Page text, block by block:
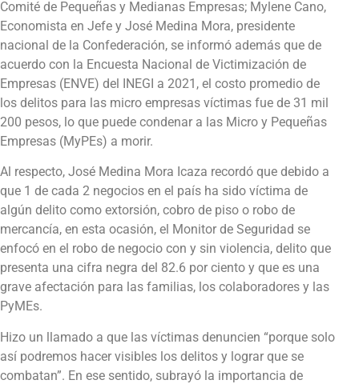
Comité de Pequeñas y Medianas Empresas; Mylene Cano,
Economista en Jefe y José Medina Mora, presidente
nacional de la Confederación, se informó además que de
acuerdo con la Encuesta Nacional de Victimización de
Empresas (ENVE) del INEGI a 2021, el costo promedio de
los delitos para las micro empresas víctimas fue de 31 mil
200 pesos, lo que puede condenar a las Micro y Pequeñas
Empresas (MyPEs) a morir.
Al respecto, José Medina Mora Icaza recordó que debido a
que 1 de cada 2 negocios en el país ha sido víctima de
algún delito como extorsión, cobro de piso o robo de
mercancía, en esta ocasión, el Monitor de Seguridad se
enfocó en el robo de negocio con y sin violencia, delito que
presenta una cifra negra del 82.6 por ciento y que es una
grave afectación para las familias, los colaboradores y las
PyMEs.
Hizo un llamado a que las víctimas denuncien “porque solo
así podremos hacer visibles los delitos y lograr que se
combatan”. En ese sentido, subrayó la importancia de